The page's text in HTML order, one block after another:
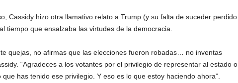
Cassidy hizo otra llamativo relato a Trump (y su falta de suceder perdido
tiempo que ensalzaba las virtudes de la democracia.
quejas, no afirmas que las elecciones fueron robadas… no inventas
“Agradeces a los votantes por el privilegio de representar al estado o
has tenido ese privilegio. Y eso es lo que estoy haciendo ahora”.